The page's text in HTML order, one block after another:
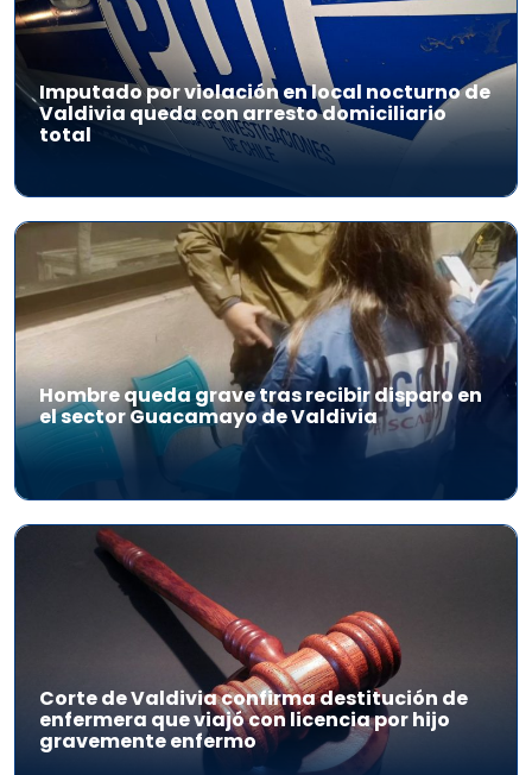
Imputado por violación en local nocturno de
Valdivia queda con arresto domiciliario
total
Hombre queda grave tras recibir disparo en
el sector Guacamayo de Valdivia
Corte de Valdivia confirma destitución de
enfermera que viajó con licencia por hijo
gravemente enfermo